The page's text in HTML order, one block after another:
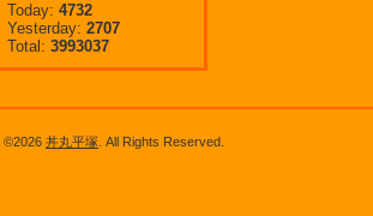
Today: 4732
Yesterday: 2707
Total: 3993037
©2026 丼丸平塚 . All Rights Reserved.